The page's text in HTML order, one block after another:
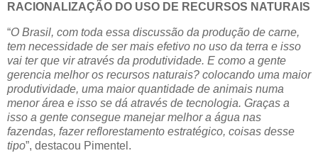
RACIONALIZAÇÃO DO USO DE RECURSOS NATURAIS
“O Brasil, com toda essa discussão da produção de carne,
tem necessidade de ser mais efetivo no uso da terra e isso
vai ter que vir através da produtividade. E como a gente
gerencia melhor os recursos naturais? colocando uma maior
produtividade, uma maior quantidade de animais numa
menor área e isso se dá através de tecnologia. Graças a
isso a gente consegue manejar melhor a água nas
fazendas, fazer reflorestamento estratégico, coisas desse
tipo”, destacou Pimentel.